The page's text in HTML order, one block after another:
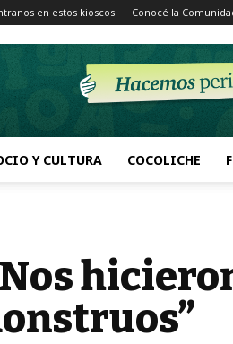
en estos kioscos Conocé la
Y CULTURA COCOLICHE